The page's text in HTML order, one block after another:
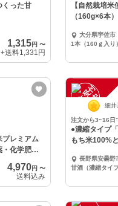
った甘
1,315円 〜
+送料1,331円
【自然栽培
（160g×6本）
大分県宇佐市
1本（160ｇ入り
レミアム
化学肥料
4,970円 〜
送料込み
注
文
受
付
停
止
中 細井
注文から3~16日
●濃縮タイプ
もち米100%
長野県安曇野